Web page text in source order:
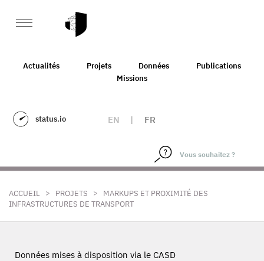
Actualités Projets Données
Publications
Missions
status.io EN | FR
ACCUEIL > PROJETS >
MARKUPS ET PROXIMITÉ DES
INFRASTRUCTURES DE TRANSPORT
Données mises à disposition via le CASD